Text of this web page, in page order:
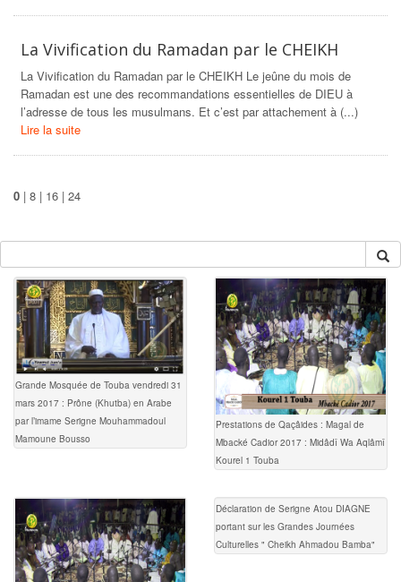
La Vivification du Ramadan par le CHEIKH
La Vivification du Ramadan par le CHEIKH Le jeûne du mois de
Ramadan est une des recommandations essentielles de DIEU à
l’adresse de tous les musulmans. Et c’est par attachement à (...)
Lire la suite
0 | 8 | 16 | 24
Grande Mosquée de Touba vendredi 31
mars 2017 : Prône (Khutba) en Arabe
par l’imame Serigne Mouhammadoul
Mamoune Bousso
Prestations de Qaçâides : Magal de
Mbacké Cadior 2017 : Midâdî Wa Aqlâmî
Kourel 1 Touba
Déclaration de Serigne Atou DIAGNE
portant sur les Grandes Journées
Culturelles " Cheikh Ahmadou Bamba"